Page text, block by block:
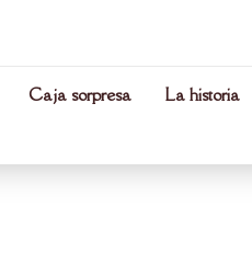
Caja sorpresa
La historia